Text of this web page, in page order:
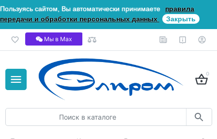
Пользуясь сайтом, Вы автоматически принимаете
правила
передачи и обработки персональных данных
Закрыть
Мы в Мах
0